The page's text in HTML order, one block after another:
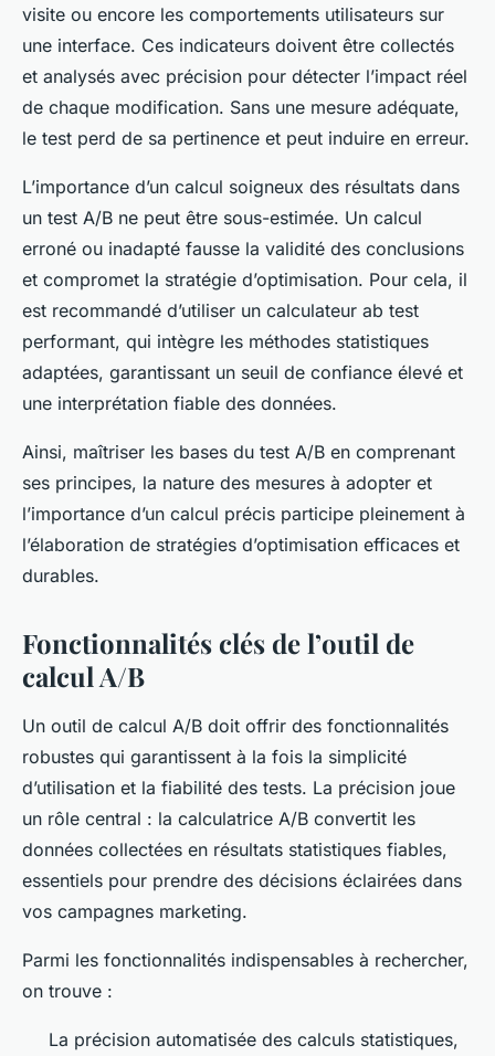
visite ou encore les comportements utilisateurs sur
une interface. Ces indicateurs doivent être collectés
et analysés avec précision pour détecter l’impact réel
de chaque modification. Sans une mesure adéquate,
le test perd de sa pertinence et peut induire en erreur.
L’importance d’un calcul soigneux des résultats dans
un test A/B ne peut être sous-estimée. Un calcul
erroné ou inadapté fausse la validité des conclusions
et compromet la stratégie d’optimisation. Pour cela, il
est recommandé d’utiliser un calculateur ab test
performant, qui intègre les méthodes statistiques
adaptées, garantissant un seuil de confiance élevé et
une interprétation fiable des données.
Ainsi, maîtriser les bases du test A/B en comprenant
ses principes, la nature des mesures à adopter et
l’importance d’un calcul précis participe pleinement à
l’élaboration de stratégies d’optimisation efficaces et
durables.
Fonctionnalités clés de l’outil de
calcul A/B
Un outil de calcul A/B doit offrir des fonctionnalités
robustes qui garantissent à la fois la simplicité
d’utilisation et la fiabilité des tests. La précision joue
un rôle central : la calculatrice A/B convertit les
données collectées en résultats statistiques fiables,
essentiels pour prendre des décisions éclairées dans
vos campagnes marketing.
Parmi les fonctionnalités indispensables à rechercher,
on trouve :
La précision automatisée des calculs statistiques,